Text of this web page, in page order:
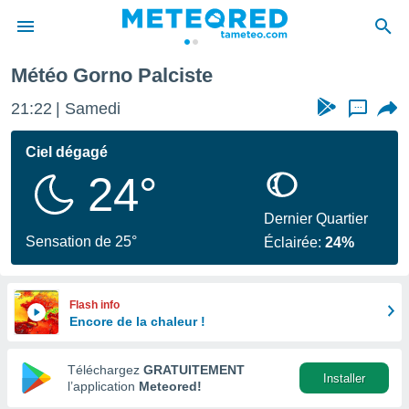
de
en
Météo Gorno Palciste
21:22 Samedi ...
Ciel dégagé
24°
Sensation de 25°
Dernier Quartier
Éclairée:24%
Flash info
Encore de la chaleur !
Téléchargez GRATUITEMENT
l’application Meteored!
Installer